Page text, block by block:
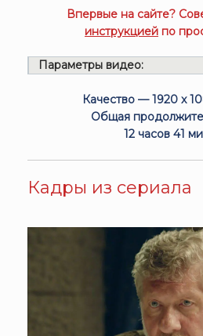
Впервые на сайте?
инструкцией по
Параметры видео:
Качество — 1920 x
Общая
12 часов 41
Кадры из сериала